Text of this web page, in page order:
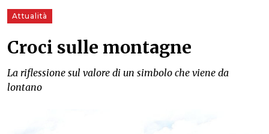
Attualità
Croci sulle montagne
La riflessione sul valore di un simbolo che viene da
lontano